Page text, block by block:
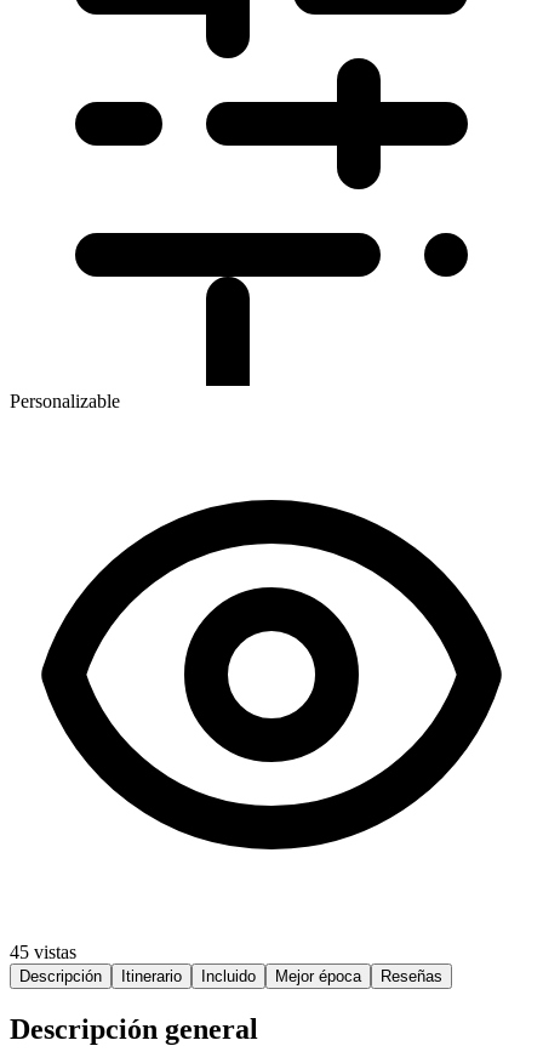
Personalizable
45 vistas
Descripción Itinerario Incluido Mejor época Reseñas
Descripción general